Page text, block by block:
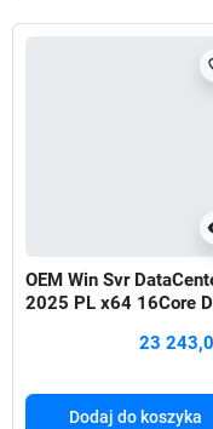
OEM Win Svr
2025 PL x64 16Core
23
Dodaj do koszyka